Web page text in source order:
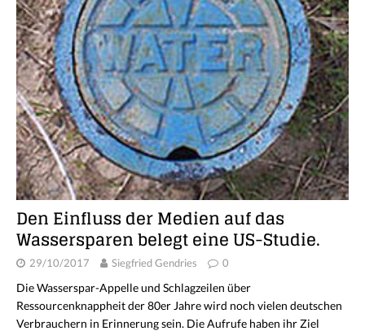
Den Einfluss der Medien auf das
Wassersparen belegt eine US-Studie.
29/10/2017 Siegfried Gendries 0
Die Wasserspar-Appelle und Schlagzeilen über
Ressourcenknappheit der 80er Jahre wird noch vielen deutschen
Verbrauchern in Erinnerung sein. Die Aufrufe haben ihr Ziel